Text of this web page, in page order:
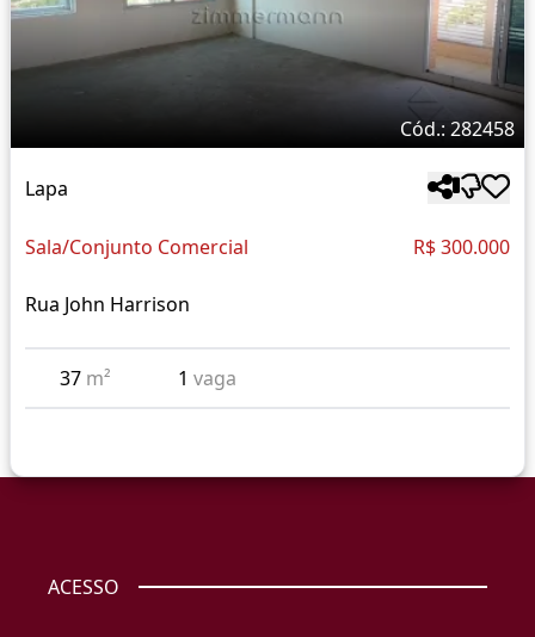
Cód.: 282458
Lapa
Sala/Conjunto Comercial R$ 300.000
Rua John Harrison
37 m² 1 vaga
ACESSO